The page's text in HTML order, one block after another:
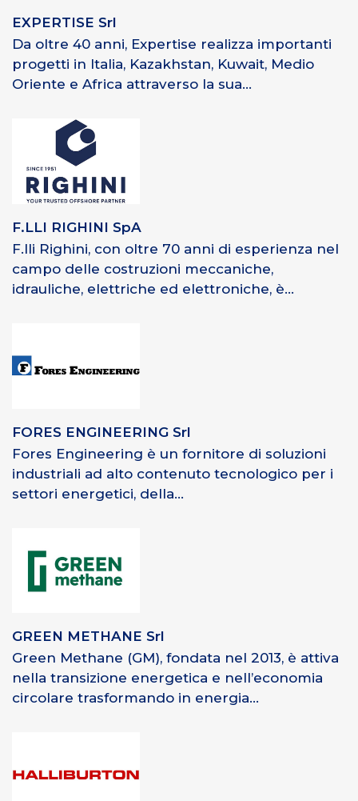
EXPERTISE Srl
Da oltre 40 anni, Expertise realizza importanti
progetti in Italia, Kazakhstan, Kuwait, Medio
Oriente e Africa attraverso la sua...
F.LLI RIGHINI SpA
F.lli Righini, con oltre 70 anni di esperienza nel
campo delle costruzioni meccaniche,
idrauliche, elettriche ed elettroniche, è...
FORES ENGINEERING Srl
Fores Engineering è un fornitore di soluzioni
industriali ad alto contenuto tecnologico per i
settori energetici, della...
GREEN METHANE Srl
Green Methane (GM), fondata nel 2013, è attiva
nella transizione energetica e nell’economia
circolare trasformando in energia...